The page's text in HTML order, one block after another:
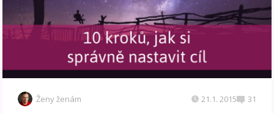
Ženy ženám 21.1. 2015 31